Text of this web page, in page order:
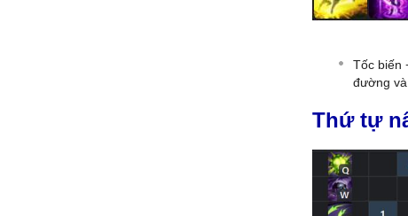
Tốc biến
đường
Thứ tự